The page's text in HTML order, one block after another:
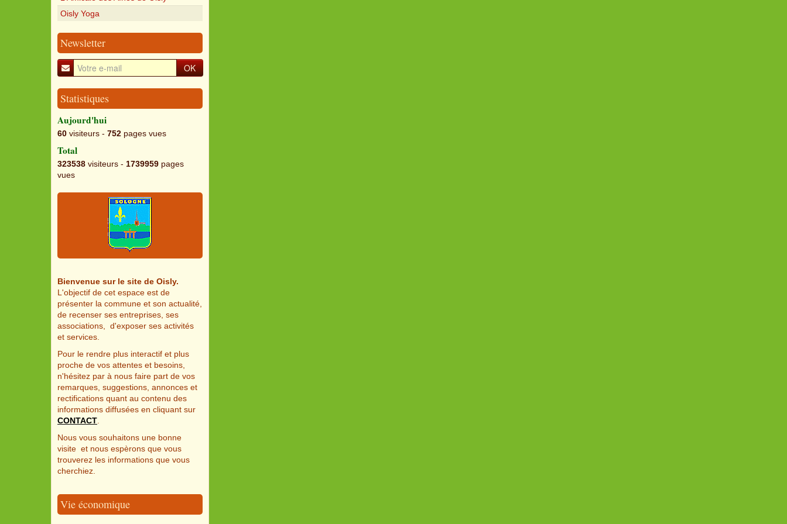
Oisly Yoga
Newsletter
OK
Statistiques
Aujourd'hui
60 visiteurs - 752 pages vues
Total
323538 visiteurs - 1739959 pages
vues
Bienvenue sur le site de Oisly.
L'objectif de cet espace est de
présenter la commune et son actualité,
de recenser ses entreprises, ses
associations, d'exposer ses activités
et services.
Pour le rendre plus interactif et plus
proche de vos attentes et besoins,
n'hésitez par à nous faire part de vos
remarques, suggestions, annonces et
rectifications quant au contenu des
informations diffusées en cliquant sur
CONTACT
Nous vous souhaitons une bonne
visite et nous espèrons que vous
trouverez les informations que vous
cherchiez.
Vie économique